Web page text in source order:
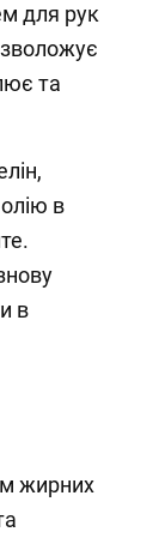
для рук
та
в
в
жирних